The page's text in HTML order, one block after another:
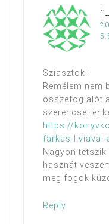
Sziasztok!
Remélem nem
összefoglalót
https://
farkas-liviaval-
Nagyon
hasznát
meg fogok
Reply